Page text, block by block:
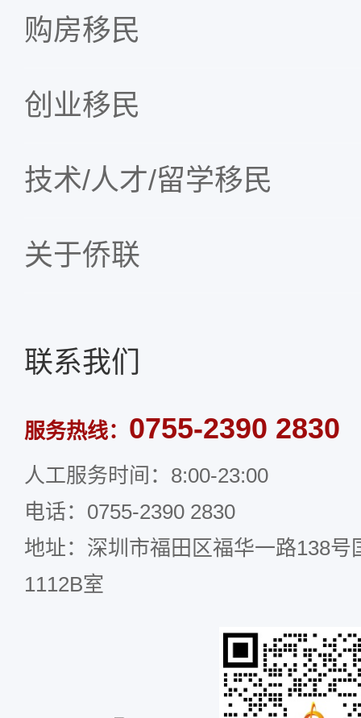
购房移民
创业移民
技术/人才/留学移民
关于侨联
联系我们
服务热线： 0755-2390 2830
人工服务时间：8:00-23:00
电话：0755-2390 2830
地址：深圳市福田区福华一路138号
1112B室